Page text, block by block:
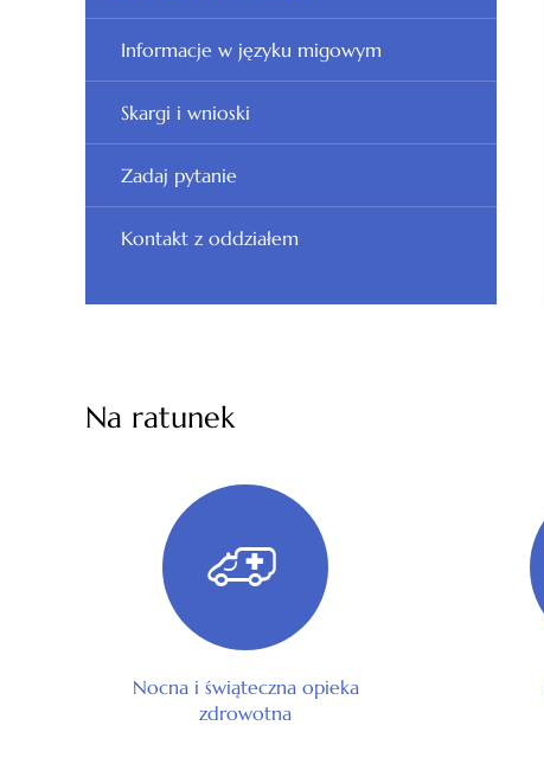
Informacje w języku migowym
Skargi i wnioski
Zadaj pytanie
Kontakt z oddziałem
Na ratunek
Nocna i świąteczna opieka
zdrowotna